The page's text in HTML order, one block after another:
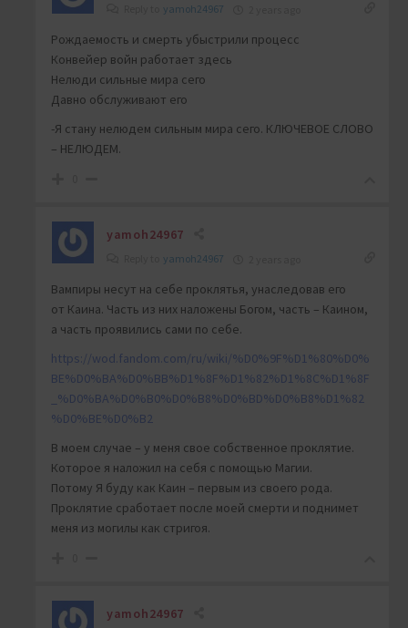
yamoh24967
Рождаемость и смерть убыстрили процесс
Конвейер войн работает здесь
Нелюди сильные мира сего
Давно обслуживают его
-Я стану нелюдем сильным мира сего. КЛЮЧЕВОЕ СЛОВО
– НЕЛЮДЕМ.
yamoh24967
yamoh24967
Вампиры несут на себе проклятья, унаследовав его
от Каина. Часть из них наложены Богом, часть – Каином,
а часть проявились сами по себе.
https://wod.fandom.com/ru/wiki/%D0%9F%D1%80%D0%
BE%D0%BA%D0%BB%D1%8F%D1%82%D1%8C%D1%8F
_%D0%BA%D0%B0%D0%B8%D0%BD%D0%B8%D1%82
%D0%BE%D0%B2
В моем случае – у меня свое собственное проклятие.
Которое я наложил на себя с помощью Магии.
Потому Я буду как Каин – первым из своего рода.
Проклятие сработает после моей смерти и поднимет
меня из могилы как стригоя.
yamoh24967